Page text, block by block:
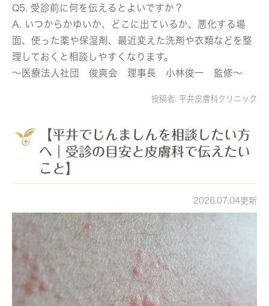
Q5. 受診前に何を伝えるとよいですか？
A. いつからかゆいか、どこに出ているか、悪化する場
面、使った薬や保湿剤、最近変えた洗剤や衣類などを整
理しておくと相談しやすくなります。
～医療法人社団 俊爽会 理事長 小林俊一 監修～
投稿者: 平井皮膚科クリニック
【平井でじんましんを相談したい方
へ｜受診の目安と皮膚科で伝えたい
こと】
2026.07.04更新